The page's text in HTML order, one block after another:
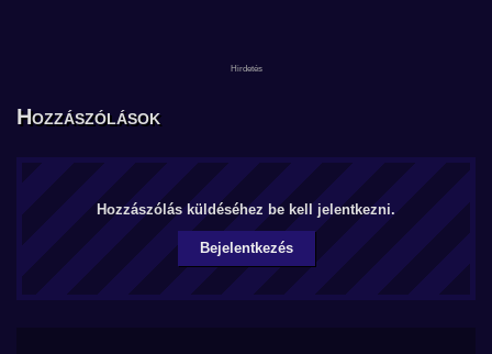
Hozzászólások
Hozzászólás küldéséhez be kell jelentkezni.
Bejelentkezés